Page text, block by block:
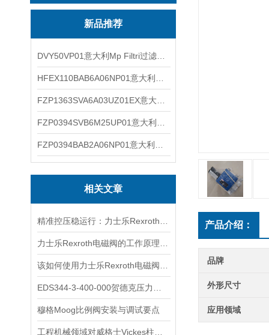
新品推荐
相关文章
穆格Moog比例阀安装与调试要点
产品介绍：
品牌
外形尺寸
应用领域